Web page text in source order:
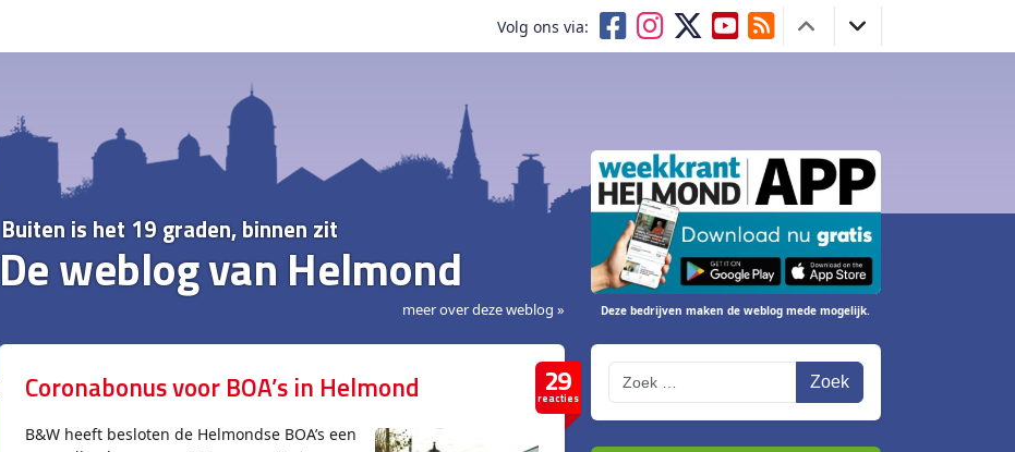
Volg ons via:
Buiten is het 19 graden, binnen zit
De weblog van Helmond
meer over deze weblog » Deze bedrijven maken de weblog mede mogelijk.
29
reacties
Coronabonus voor BOA’s in Helmond
B&W heeft besloten de Helmondse BOA’s een